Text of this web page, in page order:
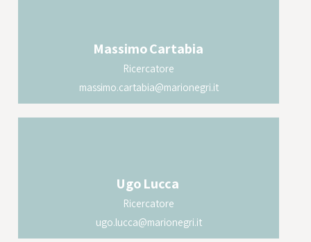
MassimoCartabia
Ricercatore
massimo.cartabia@marionegri.it
UgoLucca
Ricercatore
ugo.lucca@marionegri.it